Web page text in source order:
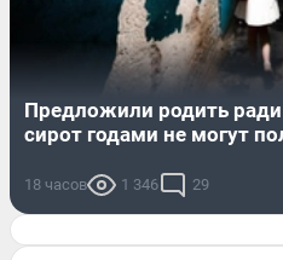
Предложили родить
сирот годами не могут
18 часов 1 346 29